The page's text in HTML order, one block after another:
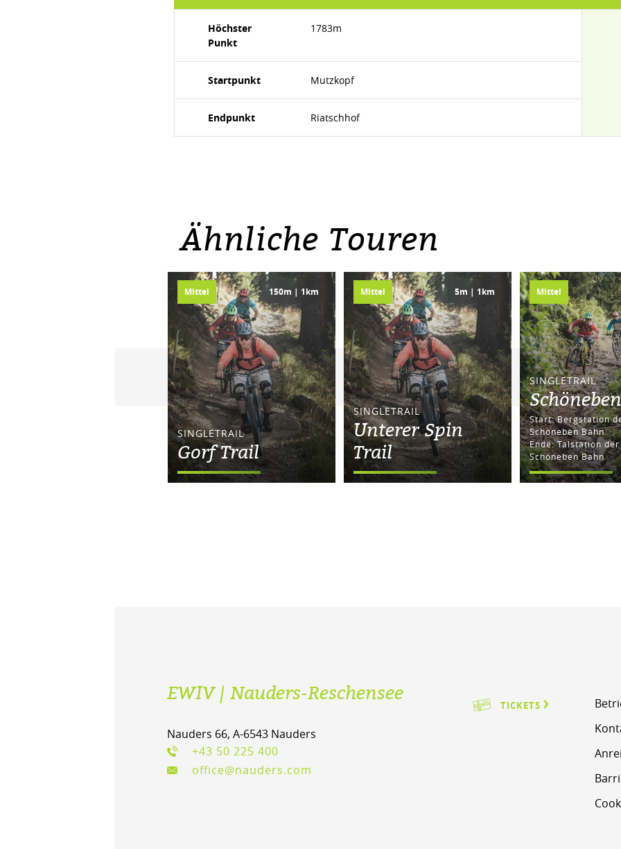
Höchster
Punkt
1783m
Startpunkt Mutzkopf
Endpunkt Riatschhof
Ähnliche Touren
Mittel 150m | 1km
SINGLETRAIL
Gorf Trail
Mittel 5m | 1km
SINGLETRAIL
Unterer Spin
Trail
Mittel
SINGLETRAIL
Start: Bergstation der
Schöneben Bahn
Ende: Talstation der
Schöneben Bahn
EWIV | Nauders-Reschensee
Nauders 66, A-6543 Nauders
+43 50 225 400
office@nauders.com
TICKETS